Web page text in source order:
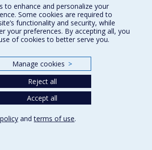
to enhance and personalize your
Some cookies are required to
functionality and security, while
your preferences. By accepting all, you
of cookies to better serve you.
Manage cookies >
Reject all
Accept all
andterms of use.